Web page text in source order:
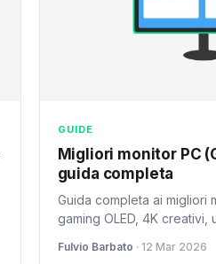
GUIDE
Migliori monitor PC
guida completa
Guida completa ai migliori
gaming OLED, 4K creativi,
Fulvio Barbato · 12 Mar 2026